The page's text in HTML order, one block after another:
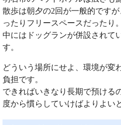
散歩は朝夕の2回が一般的です
ったりフリースペースだったり。
中にはドッグランが併設されて
す。
どういう場所にせよ、環境が変
負担です。
できればいきなり長期で預ける
度から慣らしていけばよりよい